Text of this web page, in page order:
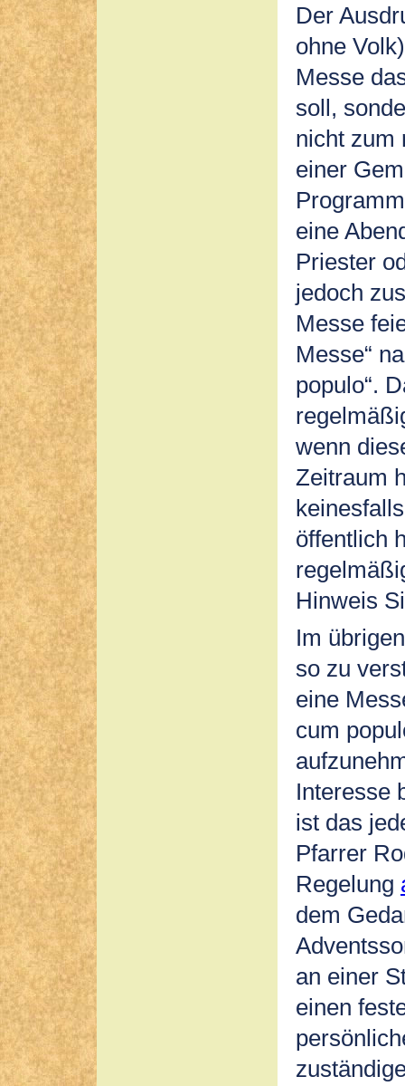
Der
ohne
Messe
soll,
nicht zum
einer
eine
Priester
jedoch
Messe
Messe“
populo“.
wenn
Zeitraum
öffentlich
Hinweis
Im
so zu
eine
cum
Interesse
ist das
Pfarrer
Regelung
dem
an einer
einen